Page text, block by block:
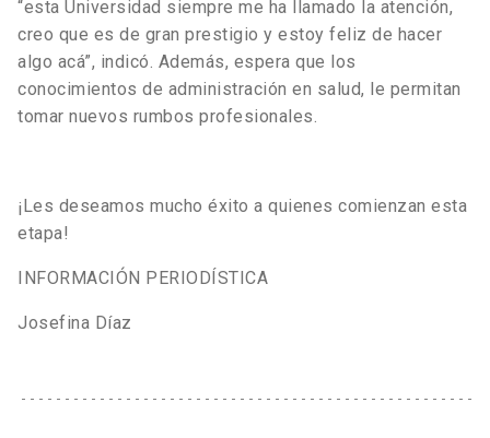
“esta Universidad siempre me ha llamado la atención,
creo que es de gran prestigio y estoy feliz de hacer
algo acá”, indicó. Además, espera que los
conocimientos de administración en salud, le permitan
tomar nuevos rumbos profesionales.
¡Les deseamos mucho éxito a quienes comienzan esta
etapa!
INFORMACIÓN PERIODÍSTICA
Josefina Díaz